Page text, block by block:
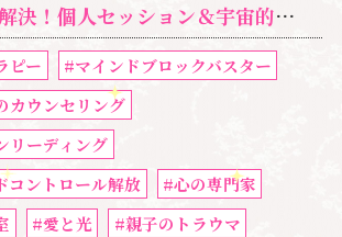
ョン＆宇宙的マインドブロックバスター養成講座のご紹介
ピー
#マインドブロックバスター
カウンセリング
リーディング
コントロール解放
#心の専門家
#愛と光
#親子のトラウマ